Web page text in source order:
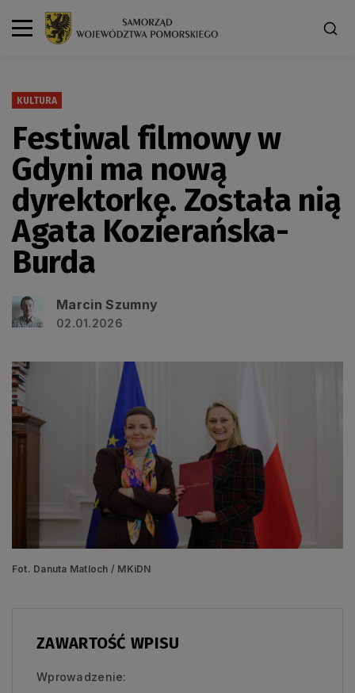
KULTURA
Festiwal filmowy w
Gdyni ma nową
dyrektorkę. Została nią
Agata Kozierańska-
Burda
Marcin Szumny
02.01.2026
Fot. Danuta Matloch / MKiDN
ZAWARTOŚĆ WPISU
Wprowadzenie: